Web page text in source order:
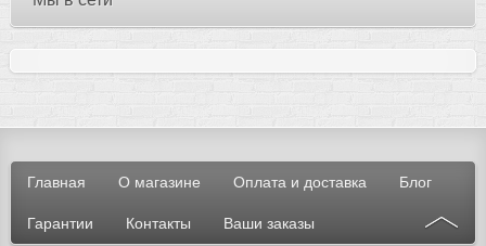
Главная О магазине Оплата и доставка Блог
Гарантии Контакты Ваши заказы